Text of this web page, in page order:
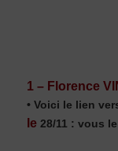
1 – Florence
• Voici le lien
le 28/11 : vous